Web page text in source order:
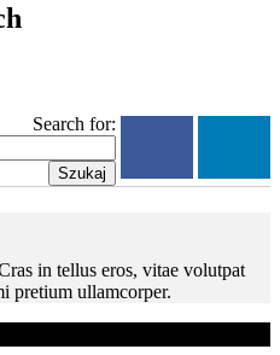
Search for:
Szukaj
in tellus eros, vitae volutpat
pretium ullamcorper.